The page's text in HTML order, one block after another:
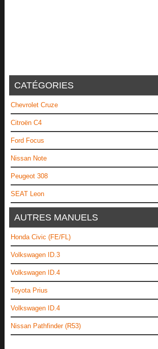
CATÉGORIES
Chevrolet Cruze
Citroën C4
Ford Focus
Nissan Note
Peugeot 308
SEAT Leon
AUTRES MANUELS
Honda Civic (FE/FL)
Volkswagen ID.3
Volkswagen ID.4
Toyota Prius
Volkswagen ID.4
Nissan Pathfinder (R53)